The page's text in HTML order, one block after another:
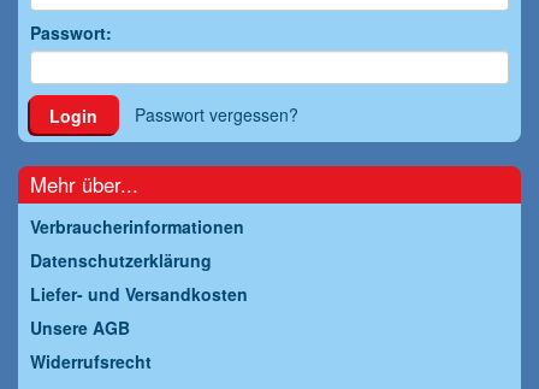
Passwort:
Login Passwort vergessen?
Mehr über...
Verbraucherinformationen
Datenschutzerklärung
Liefer- und Versandkosten
Unsere AGB
Widerrufsrecht